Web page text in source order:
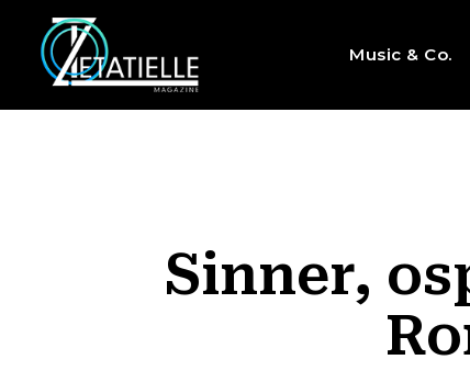
Music & Co.
Sinner,